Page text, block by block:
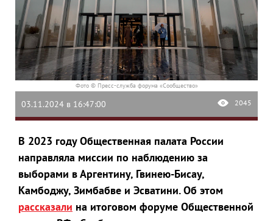
Фото © Пресс-служба форума «Сообщество»
03.11.2024 в 16:47:00 2045
В 2023 году Общественная палата России
направляла миссии по наблюдению за
выборами в Аргентину, Гвинею-Бисау,
Камбоджу, Зимбабве и Эсватини. Об этом
рассказали на итоговом форуме Общественной